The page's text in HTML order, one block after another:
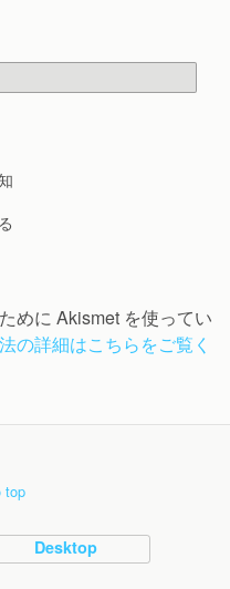
めに Akismet を使ってい
の詳細はこちらをご覧く
top
Desktop